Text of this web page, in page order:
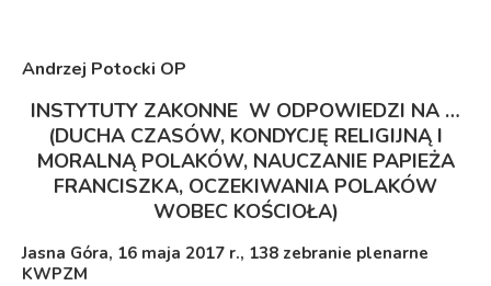
Andrzej Potocki OP
INSTYTUTY ZAKONNE W ODPOWIEDZI NA …
(DUCHA CZASÓW, KONDYCJĘ RELIGIJNĄ I
MORALNĄ POLAKÓW, NAUCZANIE PAPIEŻA
FRANCISZKA, OCZEKIWANIA POLAKÓW
WOBEC KOŚCIOŁA)
Jasna Góra, 16 maja 2017 r., 138 zebranie plenarne
KWPZM